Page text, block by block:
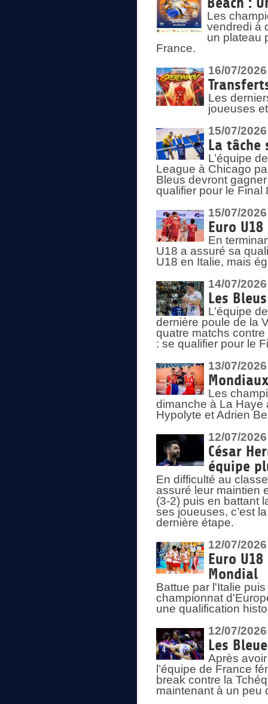
Les
vendredi à
un plateau
France.
16/07/2026
Les
joueuses
15/07/2026
La tâche
L’équipe
League à Chicago
Bleus devront
qualifier pour le Final
15/07/2026
Euro
En
U18 a assuré sa
U18 en Italie, mais
14/07/2026
Les
L’équipe
dernière poule de la
quatre matchs
: se qualifier pour le
13/07/2026
Les
dimanche à La Haye
Hypolyte et Adrien
12/07/2026
César
équipe
En difficulté au
assuré leur maintien
(3-2) puis en battant
ses joueuses, c’est
dernière étape.
12/07/2026
Euro
Mondial
Battue par l'Italie
championnat
une qualification
12/07/2026
Les
Après
l’équipe de France
break contre la
maintenant à un peu